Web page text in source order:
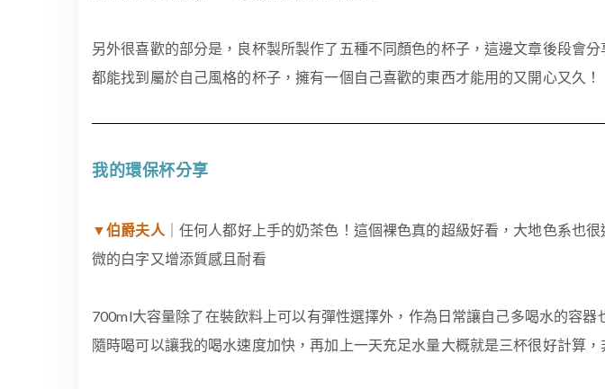
另外很喜歡的部分是，良杯製所製作了五種不同顏色的杯子，這邊文章後段會
都能找到屬於自己風格的杯子，擁有一個自己喜歡的東西才能用的又開心又久！
我的環保杯分享
▼伯爵夫人 ｜任何人都好上手的奶茶色！這個裸色真的超級好看，大地色系也
微的白字又增添質感且耐看
700ml大容量除了在裝飲料上可以有彈性選擇外，作為日常讓自己多喝水的容
隨時喝可以讓我的喝水速度加快，再加上一天充足水量大概就是三杯很好計算